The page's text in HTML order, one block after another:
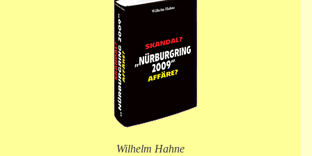
Wilhelm Hahne